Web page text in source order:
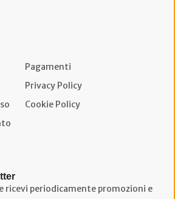
Pagamenti
Privacy Policy
Cookie Policy
ricevi periodicamente promozioni e